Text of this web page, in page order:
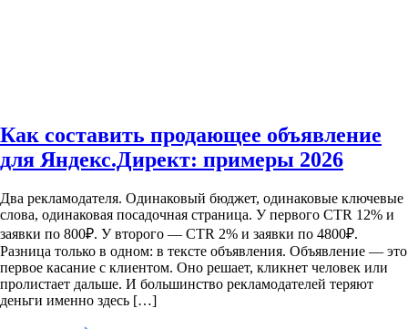
Как составить продающее объявление
для Яндекс.Директ: примеры 2026
Два рекламодателя. Одинаковый бюджет, одинаковые ключевые
слова, одинаковая посадочная страница. У первого CTR 12% и
заявки по 800₽. У второго — CTR 2% и заявки по 4800₽.
Разница только в одном: в тексте объявления. Объявление — это
первое касание с клиентом. Оно решает, кликнет человек или
пролистает дальше. И большинство рекламодателей теряют
деньги именно здесь […]